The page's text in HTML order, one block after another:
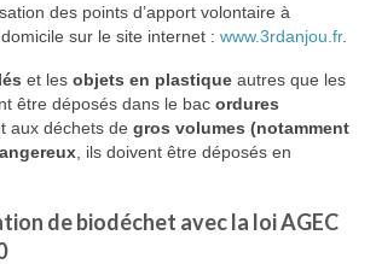
des points d’apport volontaire à
sur le site internet : www.3rdanjou.fr.
et les objets en plastique autres que les
être déposés dans le bac ordures
aux déchets de gros volumes (notamment
, ils doivent être déposés en
de biodéchet avec la loi AGEC